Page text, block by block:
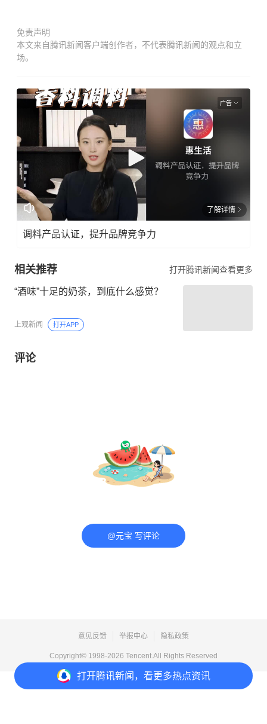
免责声明
本文来自腾讯新闻客户端创作者，不代表腾讯新闻的观点和立
场。
打开腾讯新闻，看更多热点资讯
广告
了解详情
调料产品认证，提升品牌竞争力
相关推荐 打开腾讯新闻查看更多
“酒味”十足的奶茶，到底什么感觉？
上观新闻 打开APP
评论
@元宝 写评论
意见反馈 举报中心 隐私政策
Copyright© 1998-2026 Tencent.All Rights Reserved